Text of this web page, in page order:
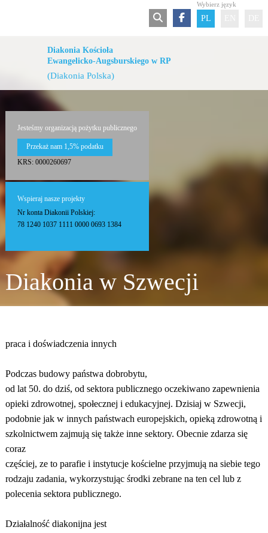
Wybierz język
PL
Diakonia Kościoła
Ewangelicko-Augsburskiego w RP
(Diakonia Polska)
Jesteśmy organizacją pożytku publicznego
Przekaż nam 1,5% podatku
KRS: 0000260697
Wspieraj nasze projekty
Nr konta Diakonii Polskiej:
78 1240 1037 1111 0000 0693 1384
Diakonia w Szwecji
praca i doświadczenia innych
Podczas budowy państwa dobrobytu,
od lat 50. do dziś, od sektora publicznego oczekiwano zapewnienia
opieki zdrowotnej, społecznej i edukacyjnej. Dzisiaj w Szwecji,
podobnie jak w innych państwach europejskich, opieką zdrowotną i
szkolnictwem zajmują się także inne sektory. Obecnie zdarza się
coraz
częściej, ze to parafie i instytucje kościelne przyjmują na siebie tego
rodzaju zadania, wykorzystując środki zebrane na ten cel lub z
polecenia sektora publicznego.
Działalność diakonijna jest